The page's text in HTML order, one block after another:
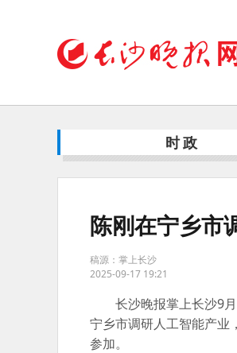
时政
陈刚在宁乡市
稿源：掌上长沙
2025-09-17 19:21
长沙晚报掌上长沙9
宁乡市调研人工智能产业
参加。